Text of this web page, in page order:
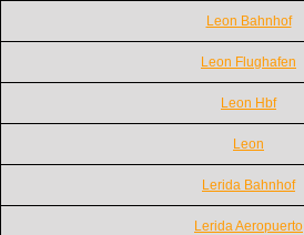
Leon Bahnhof
Leon Flughafen
Leon Hbf
Leon
Lerida Bahnhof
Lerida Aeropuerto